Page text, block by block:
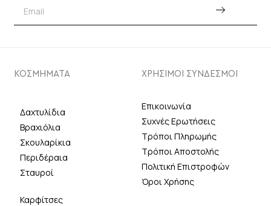
ΚΟΣΜΗΜΑΤΑ
Δαχτυλίδια
Βραχιόλια
Σκουλαρίκια
Περιδέραια
Σταυροί
Καρφίτσες
ΧΡΗΣΙΜΟΙ ΣΥΝΔΕΣΜΟΙ
Επικοινωνία
Συχνές Ερωτήσεις
Τρόποι Πληρωμής
Τρόποι Αποστολής
Πολιτική Επιστροφών
Όροι Χρήσης